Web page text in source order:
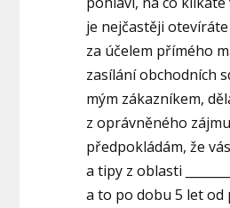
je nejčastěji
za účelem přímého
zasílání obchodních
mým zákazníkem,
z oprávněného
předpokládám, že
a tipy z oblasti
a to po dobu 5 let od